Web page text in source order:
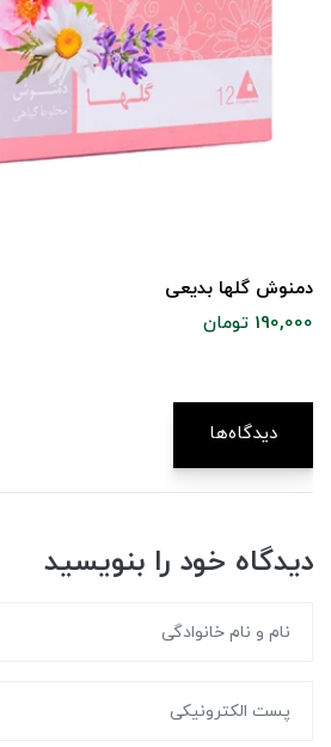
دمنوش گلها بدیعی
190,000 تومان
دیدگاه‌ها
دیدگاه خود را بنویسید